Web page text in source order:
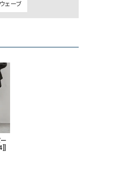
mizuiro ind（ミズイロ イン
NATURAL LAUNDRY（ナチ
）
ースオー
ェーブ